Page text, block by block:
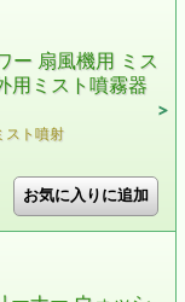
ー 扇風機用 ミス
用ミスト噴霧器
スト噴射